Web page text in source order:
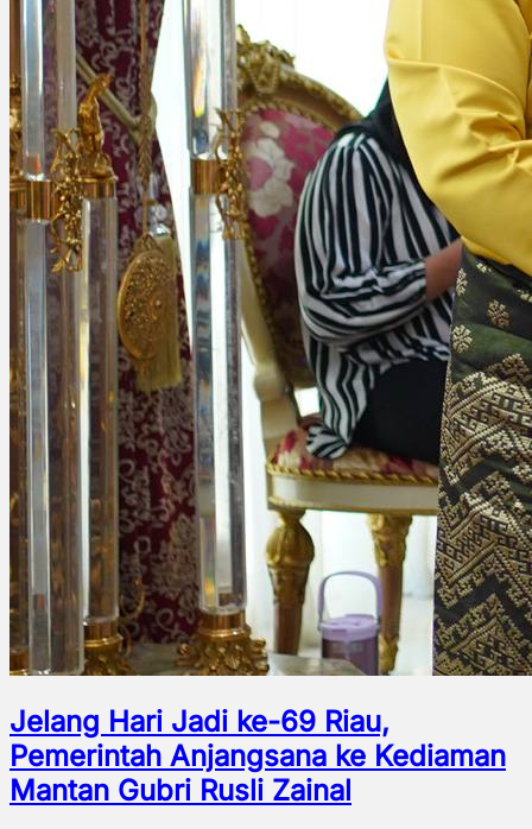
Jelang Hari Jadi ke-69 Riau,
Pemerintah Anjangsana ke Kediaman
Mantan Gubri Rusli Zainal